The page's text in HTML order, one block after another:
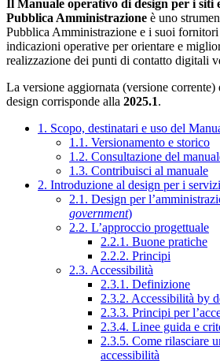
Il Manuale operativo di design per i siti
Pubblica Amministrazione è uno
Pubblica Amministrazione e i suoi
indicazioni operative per orientare e
realizzazione dei punti di contatto digitali
La versione aggiornata (versione
design corrisponde alla 2025.1.
1. Scopo, destinatari e uso del
1.1. Versionamento e storico
1.2. Consultazione del
1.3. Contribuisci al manuale
2. Introduzione al design per i
2.1. Design per
government)
2.2. L’approccio progettuale
2.2.1. Buone pratiche
2.2.2. Principi
2.3. Accessibilità
2.3.1. Definizione
2.3.2. Accessibilità by
2.3.3. Principi per
2.3.4. Linee guida e
2.3.5. Come rilasciare
accessibilità